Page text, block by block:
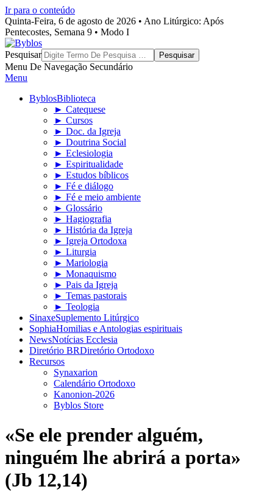
Ir para o conteúdo
Quinta-Feira, 6 de agosto de 2026 • Ano Litúrgico: Após
Pentecostes, Semana 9 • Modo I
Byblos
Pesquisar
Menu De Navegação Secundário
Menu
ByblosBiblioteca
► Catequese
► Cursos
► Doc. da Igreja
► Doutrina Social
► Eclesiologia
► Espiritualidade
► Estudos bíblicos
► Fé e diálogo
► Fé e meio ambiente
► Glossário
► Hagiografia
► História da Igreja
► Igreja Ortodoxa
► Liturgia
► Mariologia
► Monaquismo
► Pais da Igreja
► Temas pastorais
► Teologia
SinaxeSuplemento Litúrgico
SophiaHomilias e Antologias espirituais
NewsNotícias Ecclesia
Diretório BRDiretório Ortodoxo
Recursos
Synaxarion
Calendário Ortodoxo
Kanonion-2026
Byblos Store
«Se ele prender alguém,
ninguém lhe abrirá a porta»
(Jb 12,14)